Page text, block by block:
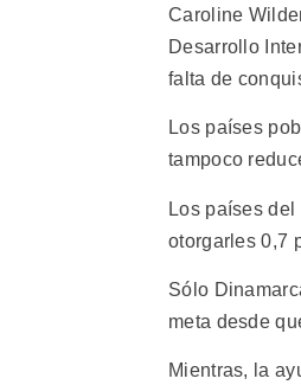
Caroline
Desarrollo
falta de
Los países
tampoco
Los países
otorgarles 0,7
Sólo
meta desde
Mientras, la